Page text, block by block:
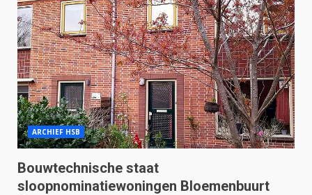
ARCHIEF HSB
Bouwtechnische staat
sloopnominatiewoningen Bloemenbuurt